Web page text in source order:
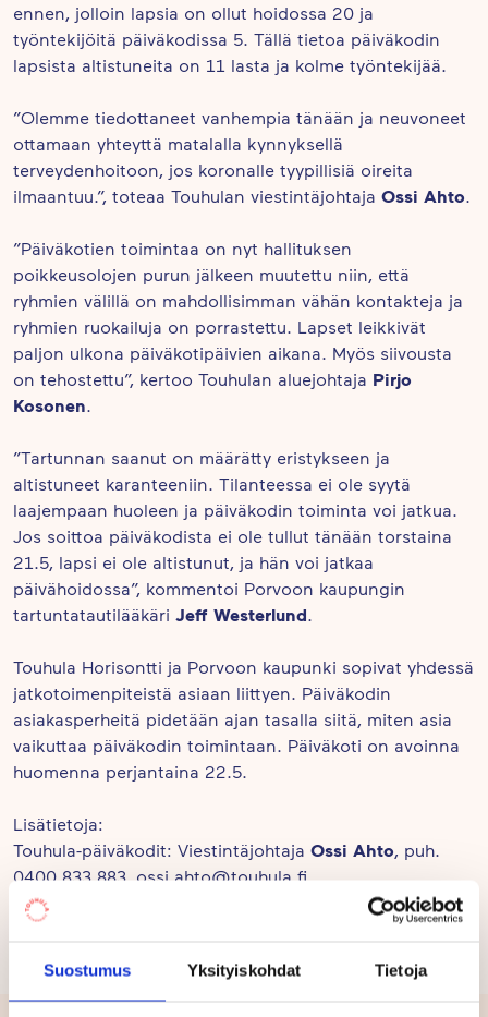
Suostumus Yksityiskohdat Tietoja
ennen, jolloin lapsia on ollut hoidossa 20 ja
työntekijöitä päiväkodissa 5. Tällä tietoa päiväkodin
lapsista altistuneita on 11 lasta ja kolme työntekijää.
”Olemme tiedottaneet vanhempia tänään ja neuvoneet
ottamaan yhteyttä matalalla kynnyksellä
terveydenhoitoon, jos koronalle tyypillisiä oireita
ilmaantuu.”, toteaa Touhulan viestintäjohtaja Ossi Ahto
”Päiväkotien toimintaa on nyt hallituksen
poikkeusolojen purun jälkeen muutettu niin, että
ryhmien välillä on mahdollisimman vähän kontakteja ja
ryhmien ruokailuja on porrastettu. Lapset leikkivät
paljon ulkona päiväkotipäivien aikana. Myös siivousta
on tehostettu”, kertoo Touhulan aluejohtaja Pirjo
Kosonen
”Tartunnan saanut on määrätty eristykseen ja
altistuneet karanteeniin. Tilanteessa ei ole syytä
laajempaan huoleen ja päiväkodin toiminta voi jatkua.
Jos soittoa päiväkodista ei ole tullut tänään torstaina
21.5, lapsi ei ole altistunut, ja hän voi jatkaa
päivähoidossa”, kommentoi Porvoon kaupungin
tartuntatautilääkäri Jeff Westerlund
Touhula Horisontti ja Porvoon kaupunki sopivat yhdessä
jatkotoimenpiteistä asiaan liittyen. Päiväkodin
asiakasperheitä pidetään ajan tasalla siitä, miten asia
vaikuttaa päiväkodin toimintaan. Päiväkoti on avoinna
huomenna perjantaina 22.5.
Lisätietoja:
Touhula-päiväkodit: Viestintäjohtaja Ossi Ahto , puh.
0400 833 883, ossi.ahto@touhula.fi
Porvoon kaupunki: Tartuntatautilääkäri
Jeff Westerlund
puh. 040 676 1391